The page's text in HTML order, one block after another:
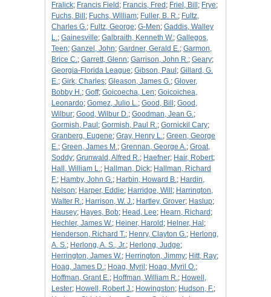
Fralick; Francis Field ; Francis, Fred ; Friel, Bill ; Frye;
Fuchs, Bill ; Fuchs, William; Fuller, B. R.; Fultz,
Charles G.; Fultz, George; G-Men; Gaddis, Walley
L.; Gainesville; Galbraith, Kenneth W.; Gallegos,
Teen; Ganzel, John; Gardner, Gerald E.; Garmon,
Brice C.; Garrett, Glenn; Garrison, John R.; Geary;
Georgia-Florida League; Gibson, Paul ; Gillard, G.
E.; Girk, Charles; Gleason, James G.; Glover,
Bobby H.; Goff; Goicoecha, Len; Goicoichea,
Leonardo; Gomez, Julio L.; Good, Bill ; Good,
Wilbur; Good, Wilbur D.; Goodman, Jean G.;
Gormish, Paul ; Gormish, Paul R.; Gornickil Cary;
Granberg, Eugene; Gray, Henry L.; Green, George
E.; Green, James M.; Grennan, George A.; Groat,
Soddy; Grunwald, Alfred R.; Haefner; Hair, Robert;
Hall, William L.; Hallman, Dick; Hallman, Richard
F.; Hamby, John G.; Harbin, Howard B.; Hardin,
Nelson; Harper, Eddie; Harridge, Will ; Harrington,
Walter R.; Harrison, W. J.; Hartley, Grover; Haslup;
Hausey; Hayes, Bob; Head, Lee; Hearn, Richard ;
Hechler, James W.; Heiner, Harold ; Helner, Hal ;
Henderson, Richard T.; Henry, Clayton G.; Herlong,
A. S.; Herlong, A. S., Jr.; Herlong, Judge;
Herrington, James W.; Herrington, Jimmy; Hitt, Ray;
Hoag, James D.; Hoag, Myril ; Hoag, Myril O.;
Hoffman, Grant E.; Hoffman, William R.; Howell,
Lester; Howell, Robert J.; Howingston; Hudson, F.;